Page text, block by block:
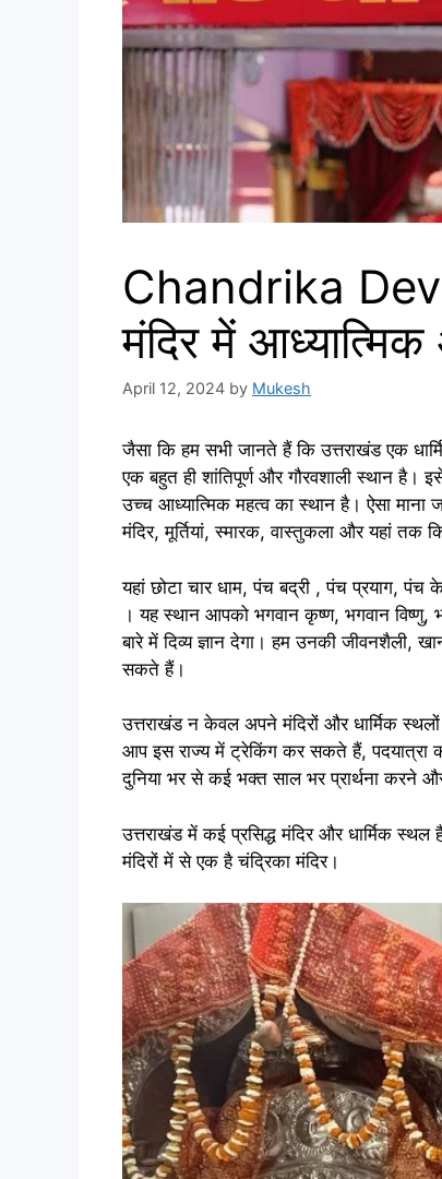
Chandrika
मंदिर में
April 12, 2024 by Mukesh
जैसा कि हम सभी जानते हैं कि उत्तराखंड एक
एक बहुत ही शांतिपूर्ण और गौरवशाली स्थान है।
उच्च आध्यात्मिक महत्व का स्थान है। ऐसा माना
मंदिर, मूर्तियां, स्मारक, वास्तुकला और यहां
यहां छोटा चार धाम, पंच बद्री , पंच प्रयाग, पंच
। यह स्थान आपको भगवान कृष्ण, भगवान विष्णु,
बारे में दिव्य ज्ञान देगा। हम उनकी जीवनशैली,
सकते हैं।
उत्तराखंड न केवल अपने मंदिरों और धार्मिक
आप इस राज्य में ट्रेकिंग कर सकते हैं, पदयात्रा
दुनिया भर से कई भक्त साल भर प्रार्थना करने
उत्तराखंड में कई प्रसिद्ध मंदिर और धार्मिक
मंदिरों में से एक है चंद्रिका मंदिर।